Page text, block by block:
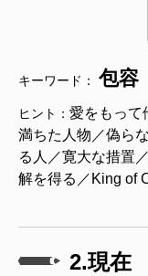
キーワード： 包容
ヒント： 愛をもって
満ちた人物／偽ら
る人／寛大な措置
解を得る／King of
2.現在